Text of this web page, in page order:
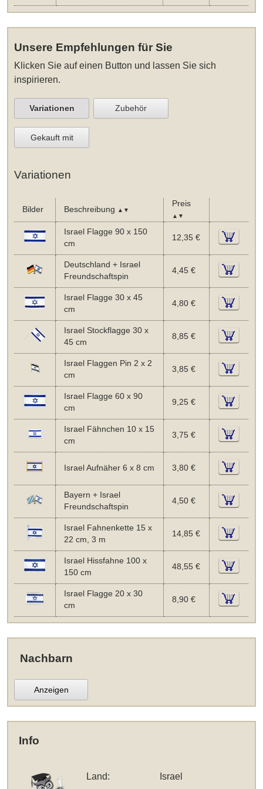
Unsere Empfehlungen für Sie
Klicken Sie auf einen Button und lassen Sie sich
inspirieren.
Variationen Zubehör
Gekauft mit
Variationen
Bilder Beschreibung ▲▼
Preis
▲▼
Israel Flagge 90 x 150
cm
12,35 €
Deutschland + Israel
Freundschaftspin
4,45 €
Israel Flagge 30 x 45
cm
4,80 €
Israel Stockflagge 30 x
45 cm
8,85 €
Israel Flaggen Pin 2 x 2
cm
3,85 €
Israel Flagge 60 x 90
cm
9,25 €
Israel Fähnchen 10 x 15
cm
3,75 €
Israel Aufnäher 6 x 8 cm 3,80 €
Bayern + Israel
Freundschaftspin
4,50 €
Israel Fahnenkette 15 x
22 cm, 3 m
14,85 €
Israel Hissfahne 100 x
150 cm
48,55 €
Israel Flagge 20 x 30
cm
8,90 €
Nachbarn
Anzeigen
Info
Land: Israel